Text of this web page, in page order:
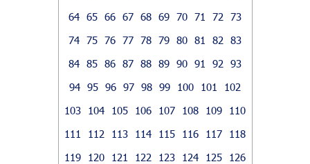
64 65 66 67 68 69 70 71 72
73
74 75 76 77 78 79 80 81 82
83
84 85 86 87 88 89 90 91 92
93
94 95 96 97 98 99 100 101
102
103
104 105 106 107 108 109
110
111
112 113 114 115 116 117
118
119
120 121 122 123 124 125
126